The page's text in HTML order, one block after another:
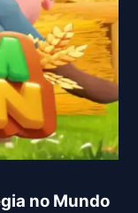
no Mundo